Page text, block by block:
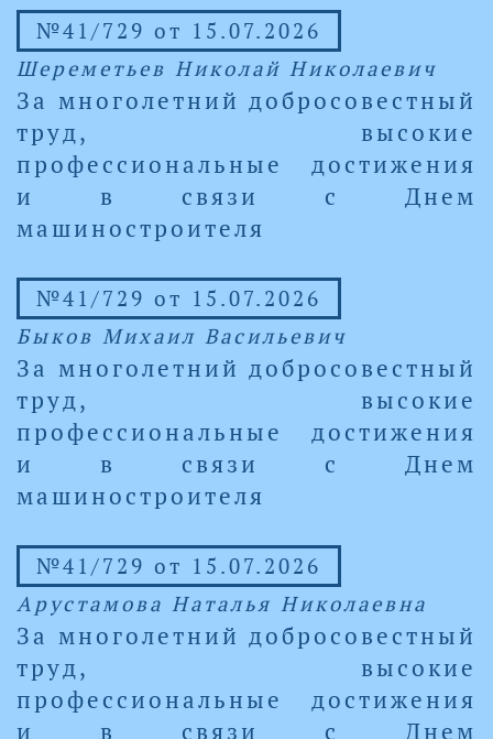
№41/729 от 15.07.2026
Шереметьев Николай Николаевич
За многолетний добросовестный
труд, высокие
профессиональные достижения
и в связи с Днем
машиностроителя
№41/729 от 15.07.2026
Быков Михаил Васильевич
За многолетний добросовестный
труд, высокие
профессиональные достижения
и в связи с Днем
машиностроителя
№41/729 от 15.07.2026
Арустамова Наталья Николаевна
За многолетний добросовестный
труд, высокие
профессиональные достижения
и в связи с Днем